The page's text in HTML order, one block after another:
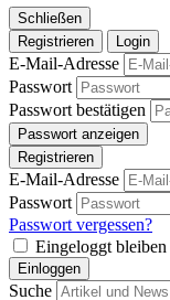
Schließen
Registrieren
Login
E-Mail-Adresse
Passwort
Passwort bestätigen
Passwort anzeigen
Registrieren
E-Mail-Adresse
Passwort
Passwort vergessen?
Eingeloggt bleiben
Einloggen
Suche